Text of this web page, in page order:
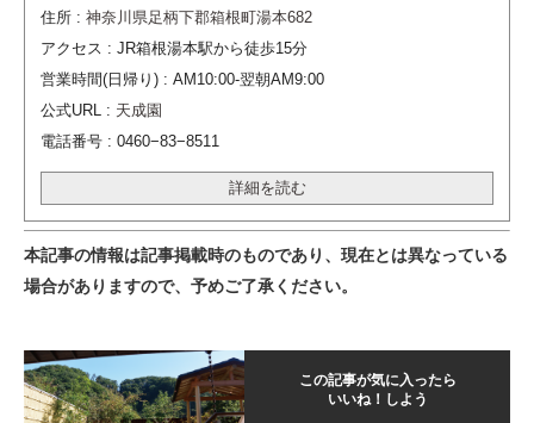
住所 : 神奈川県足柄下郡箱根町湯本682
アクセス : JR箱根湯本駅から徒歩15分
営業時間(日帰り) : AM10:00-翌朝AM9:00
公式URL : 天成園
電話番号 : 0460−83−8511
詳細を読む
本記事の情報は記事掲載時のものであり、現在とは異なっている
場合がありますので、予めご了承ください。
この記事が気に入ったら
いいね！しよう